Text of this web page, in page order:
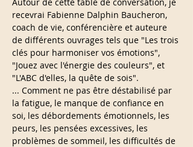
recevrai Fabienne Dalphin Baucheron,
coach de vie, conférencière et auteure
de différents ouvrages tels que "Les trois
clés pour harmoniser vos émotions",
"Jouez avec l'énergie des couleurs", et
"L'ABC d'elles, la quête de sois".
... Comment ne pas être déstabilisé par
la fatigue, le manque de confiance en
soi, les débordements émotionnels, les
peurs, les pensées excessives, les
problèmes de sommeil, les difficultés de